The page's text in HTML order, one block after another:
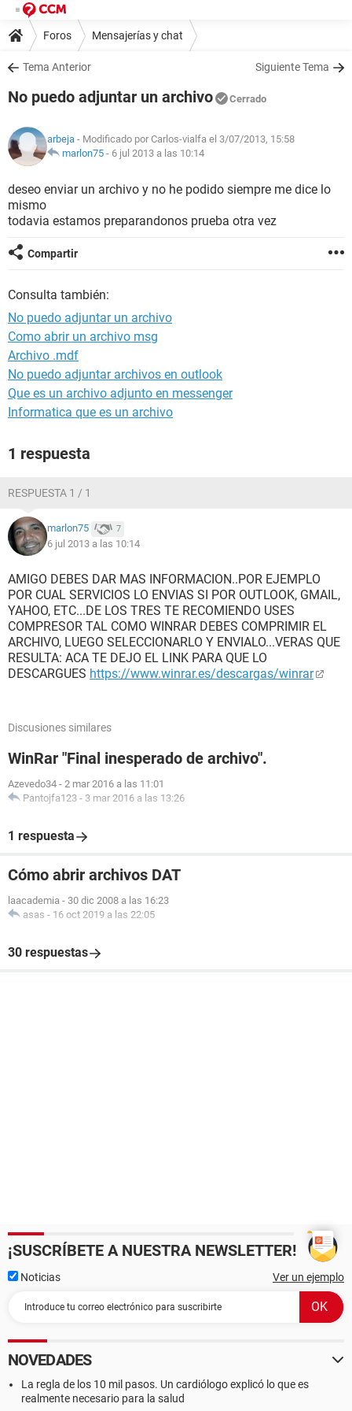
Foros Mensajerías y chat
Tema Anterior Siguiente Tema
No puedo adjuntar un archivo Cerrado
arbeja - Modificado por Carlos-vialfa el 3/07/2013, 15:58
marlon75 - 6 jul 2013 a las 10:14
deseo enviar un archivo y no he podido siempre me dice lo
mismo
todavia estamos preparandonos prueba otra vez
Compartir
Consulta también:
No puedo adjuntar un archivo
Como abrir un archivo msg
Archivo .mdf
No puedo adjuntar archivos en outlook
Que es un archivo adjunto en messenger
Informatica que es un archivo
1 respuesta
RESPUESTA 1 / 1
marlon75 7
6 jul 2013 a las 10:14
AMIGO DEBES DAR MAS INFORMACION..POR EJEMPLO
POR CUAL SERVICIOS LO ENVIAS SI POR OUTLOOK, GMAIL,
YAHOO, ETC...DE LOS TRES TE RECOMIENDO USES
COMPRESOR TAL COMO WINRAR DEBES COMPRIMIR EL
ARCHIVO, LUEGO SELECCIONARLO Y ENVIALO...VERAS QUE
RESULTA: ACA TE DEJO EL LINK PARA QUE LO
DESCARGUES https://www.winrar.es/descargas/winrar
Discusiones similares
WinRar "Final inesperado de archivo".
Azevedo34 - 2 mar 2016 a las 11:01
Pantojfa123 - 3 mar 2016 a las 13:26
1 respuesta
Cómo abrir archivos DAT
laacademia - 30 dic 2008 a las 16:23
asas - 16 oct 2019 a las 22:05
30 respuestas
¡SUSCRÍBETE A NUESTRA NEWSLETTER!
Noticias Ver un ejemplo
NOVEDADES
La regla de los 10 mil pasos. Un cardiólogo explicó lo que es
realmente necesario para la salud